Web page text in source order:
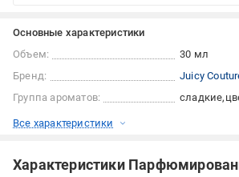
Основные характеристики
Объем:
30 мл
Бренд:
Juicy
Группа ароматов:
сладкие
Все характеристики
Характеристики